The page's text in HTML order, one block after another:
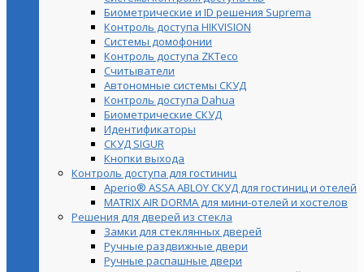
Биометрические и ID решения Suprema
Контроль доступа HIKVISION
Системы домофонии
Контроль доступа ZKTeco
Считыватели
Автономные системы СКУД
Контроль доступа Dahua
Биометрические СКУД
Идентификаторы
СКУД SIGUR
Кнопки выхода
Контроль доступа для гостиниц
Aperio® ASSA ABLOY СКУД для гостиниц и отелей
MATRIX AIR DORMA для мини-отелей и хостелов
Решения для дверей из стекла
Замки для стеклянных дверей
Ручные раздвижные двери
Ручные распашные двери